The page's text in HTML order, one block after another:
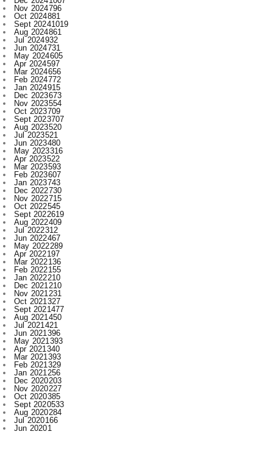
Jul 2024932
Jun 2024731
May 2024605
Apr 2024597
Mar 2024656
Feb 2024772
Jan 2024915
Dec 2023673
Nov 2023554
Oct 2023709
Sept 2023707
Aug 2023520
Jul 2023521
Jun 2023480
May 2023316
Apr 2023522
Mar 2023593
Feb 2023607
Jan 2023743
Dec 2022730
Nov 2022715
Oct 2022545
Sept 2022619
Aug 2022409
Jul 2022312
Jun 2022467
May 2022289
Apr 2022197
Mar 2022136
Feb 2022155
Jan 2022210
Dec 2021210
Nov 2021231
Oct 2021327
Sept 2021477
Aug 2021450
Jul 2021421
Jun 2021396
May 2021393
Apr 2021340
Mar 2021393
Feb 2021329
Jan 2021256
Dec 2020203
Nov 2020227
Oct 2020385
Sept 2020533
Aug 2020284
Jul 2020166
Jun 20201